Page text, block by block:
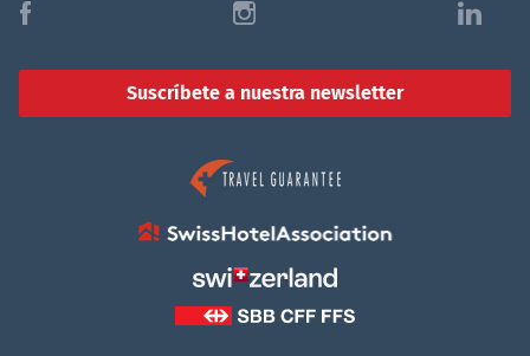
f i l
Suscríbete a nuestra newsletter